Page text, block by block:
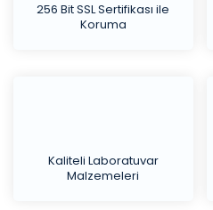
256 Bit SSL Sertifikası ile
Koruma
Kaliteli Laboratuvar
Malzemeleri